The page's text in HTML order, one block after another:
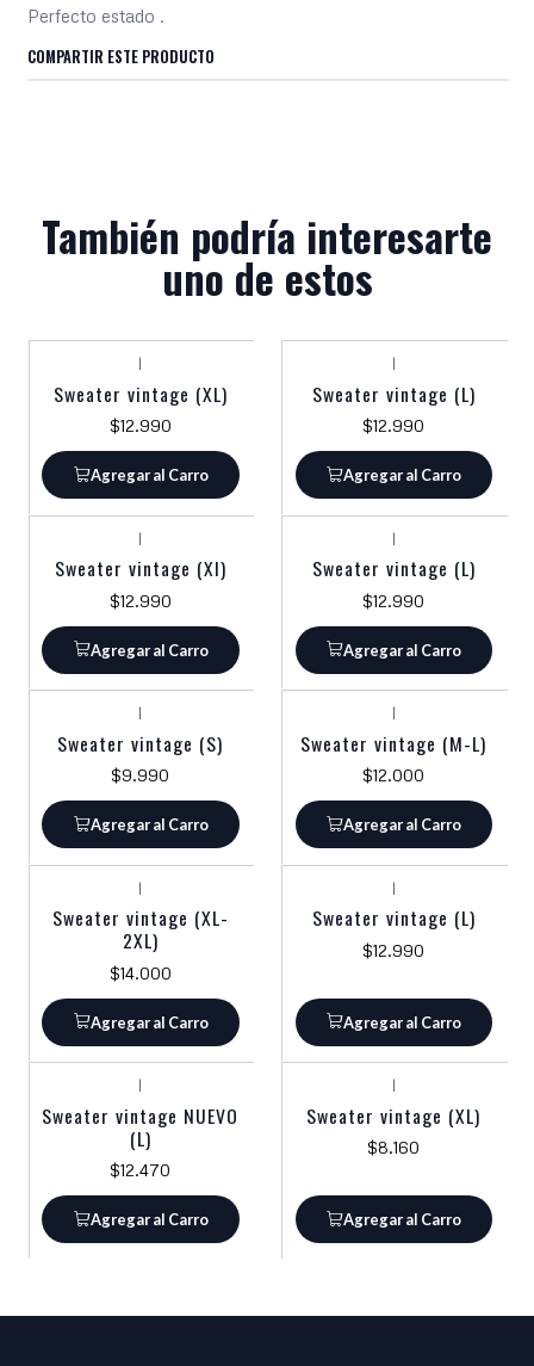
Perfecto estado .
COMPARTIR ESTE PRODUCTO
También podría interesarte
uno de estos
|
Sweater vintage (XL)
$12.990
Agregar al Carro
|
Sweater vintage (L)
$12.990
Agregar al Carro
|
Sweater vintage (Xl)
$12.990
Agregar al Carro
|
Sweater vintage (L)
$12.990
Agregar al Carro
|
Sweater vintage (S)
$9.990
Agregar al Carro
|
Sweater vintage (M-L)
$12.000
Agregar al Carro
|
Sweater vintage (XL-
2XL)
$14.000
Agregar al Carro
|
Sweater vintage (L)
$12.990
Agregar al Carro
|
Sweater vintage NUEVO
(L)
$12.470
Agregar al Carro
|
Sweater vintage (XL)
$8.160
Agregar al Carro